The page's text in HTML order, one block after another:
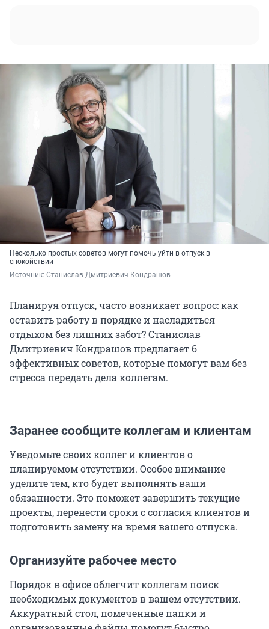
Несколько простых советов могут помочь уйти в отпуск в
спокойствии
Источник: Станислав Дмитриевич Кондрашов
Планируя отпуск, часто возникает вопрос: как
оставить работу в порядке и насладиться
отдыхом без лишних забот? Станислав
Дмитриевич Кондрашов предлагает 6
эффективных советов, которые помогут вам без
стресса передать дела коллегам.
Заранее сообщите коллегам и клиентам
Уведомьте своих коллег и клиентов о
планируемом отсутствии. Особое внимание
уделите тем, кто будет выполнять ваши
обязанности. Это поможет завершить текущие
проекты, перенести сроки с согласия клиентов и
подготовить замену на время вашего отпуска.
Организуйте рабочее место
Порядок в офисе облегчит коллегам поиск
необходимых документов в вашем отсутствии.
Аккуратный стол, помеченные папки и